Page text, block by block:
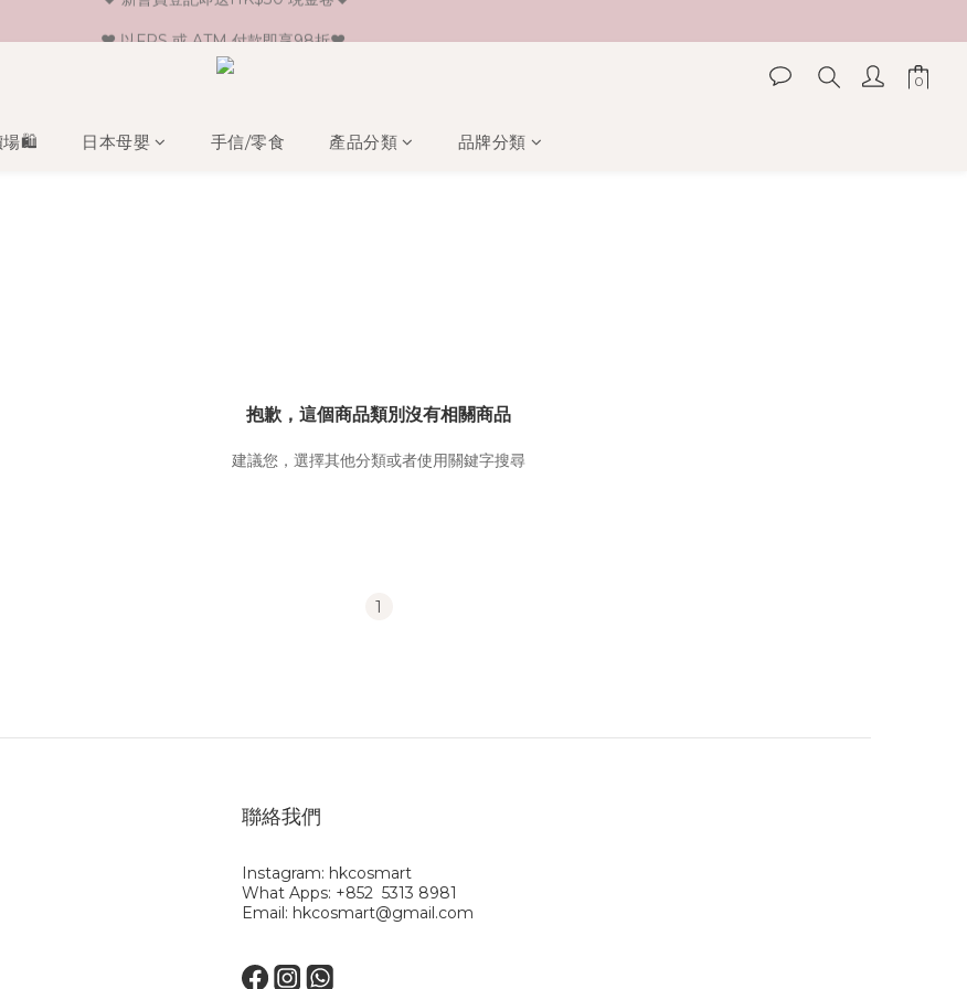
♥ 以FPS 或 ATM 付款即享98折♥
♥ 單一消費折實價滿$399或以上即免運費♥
場🛍️ 日本母嬰 手信/零食 產品分類 品牌分類
抱歉，這個商品類別沒有相關商品
建議您，選擇其他分類或者使用關鍵字搜尋
1
聯絡我們
Instagram: hkcosmart
What Apps: +852 5313 8981
Email: hkcosmart@gmail.com